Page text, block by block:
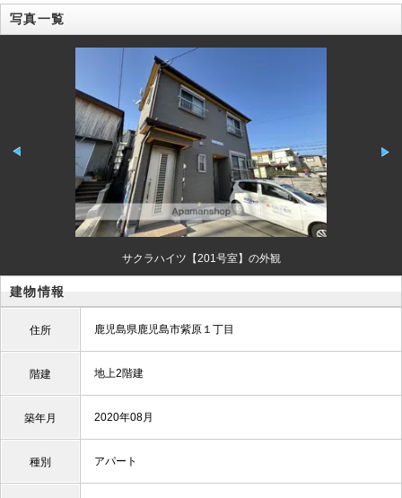
写真一覧
サクラハイツ【201号室】の外観
建物情報
住所 鹿児島県鹿児島市紫原１丁目
階建 地上2階建
築年月 2020年08月
種別 アパート